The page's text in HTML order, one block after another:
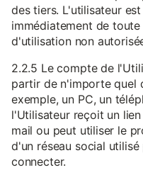
des tiers. L'utilisateur
immédiatement de
d'utilisation non
2.2.5 Le compte de
partir de n'importe quel
exemple, un PC, un
l'Utilisateur reçoit un
mail ou peut utiliser le
d'un réseau social
connecter.